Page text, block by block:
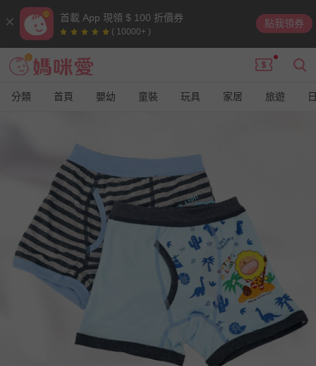
首載 App 現領 $ 100 折價券
( 10000+ )
點我領券
分類 首頁 嬰幼 童裝 玩具 家居 旅遊